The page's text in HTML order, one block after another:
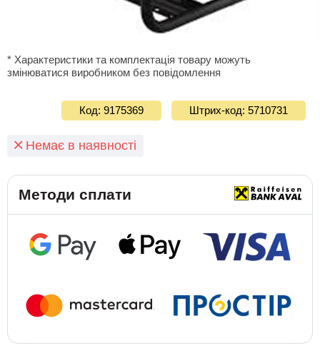
* Характеристики та комплектація товару можуть
змінюватися виробником без повідомлення
Код: 9175369 Штрих-код: 5710731
Немає в наявності
Методи сплати